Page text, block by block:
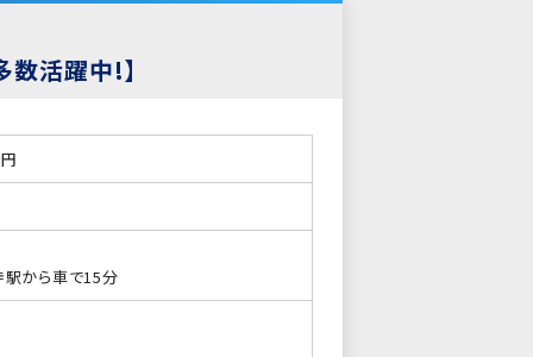
数活躍中!】
から車で15分